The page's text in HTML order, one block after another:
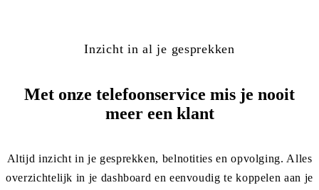
Inzicht in al je gesprekken
Met onze telefoonservice mis je nooit
meer een klant
Altijd inzicht in je gesprekken, belnotities en opvolging. Alles
overzichtelijk in je dashboard en eenvoudig te koppelen aan je